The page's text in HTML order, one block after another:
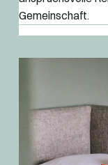
Gemeinschaft.